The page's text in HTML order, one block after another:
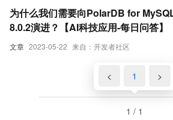
文章 2023-05-22 来自：开发者社区
为什么我们需要向PolarDB for
8.0.2演进？【AI科技应用-每日问答】
< 1 >
1 / 1